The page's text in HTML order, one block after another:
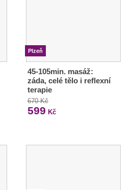
Plzeň
45-105min. masáž:
záda, celé tělo i reflexní
terapie
670 Kč
599 Kč